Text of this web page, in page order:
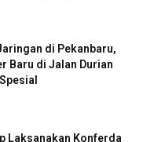
di Pekanbaru,
Baru di Jalan Durian
Laksanakan Konferda